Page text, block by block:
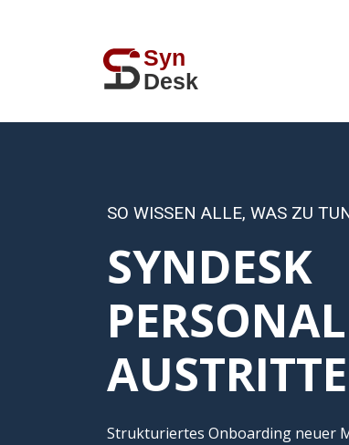
SO WISSEN ALLE, WAS ZU
SYNDESK
AUSTRITTE
Strukturiertes Onboarding neuer